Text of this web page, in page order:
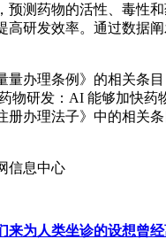
预测药物的活性、毒性和
高研发效率。通过数据
办理条例》的相关条目
物研发：AI 能够加快药
册办理法子》中的相关
信息中心
来为人类坐诊的设想曾